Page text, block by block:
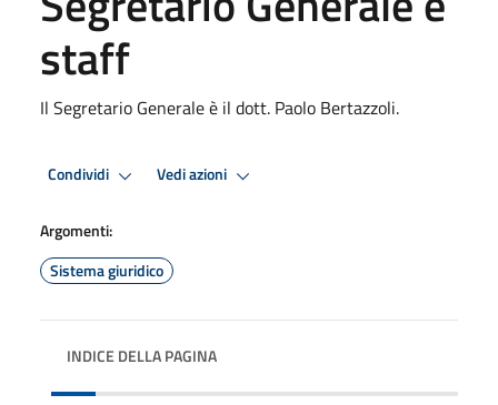
staff
Il Segretario Generale è il dott. Paolo Bertazzoli.
Condividi Vedi azioni
Argomenti:
Sistema giuridico
INDICE DELLA PAGINA